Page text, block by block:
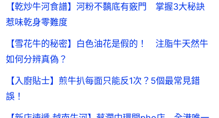
【乾炒牛河食譜】河粉不黐底有竅門 掌握3大秘訣
惹味乾身零難度
【雪花牛的秘密】白色油花是假的！ 注脂牛天然牛
如何分辨真偽？
【入廚貼士】煎牛扒每面只能反1次？5個最常見錯
誤！